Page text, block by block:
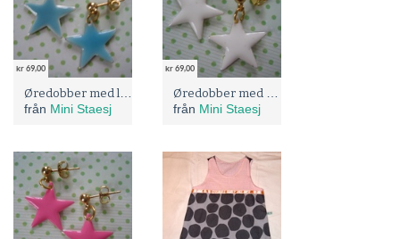
kr 69,00
från Mini Staesj
kr 69,00
från Mini Staesj